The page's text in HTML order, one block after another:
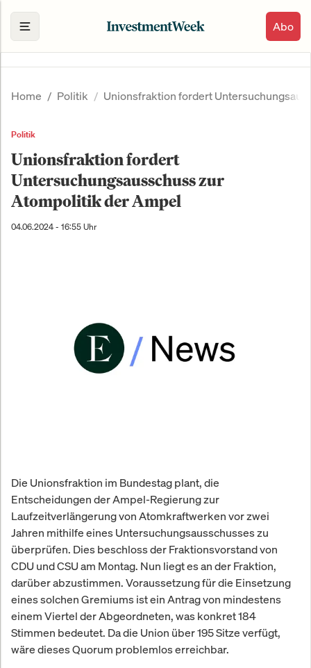
Abo
Home Politik Unionsfraktion fordert
Politik
Unionsfraktion fordert
Untersuchungsausschuss zur
Atompolitik der Ampel
04.06.2024 - 16:55 Uhr
Die Unionsfraktion im Bundestag plant, die
Entscheidungen der Ampel-Regierung zur
Laufzeitverlängerung von Atomkraftwerken vor zwei
Jahren mithilfe eines Untersuchungsausschusses zu
überprüfen. Dies beschloss der Fraktionsvorstand von
CDU und CSU am Montag. Nun liegt es an der Fraktion,
darüber abzustimmen. Voraussetzung für die Einsetzung
eines solchen Gremiums ist ein Antrag von mindestens
einem Viertel der Abgeordneten, was konkret 184
Stimmen bedeutet. Da die Union über 195 Sitze verfügt,
wäre dieses Quorum problemlos erreichbar.